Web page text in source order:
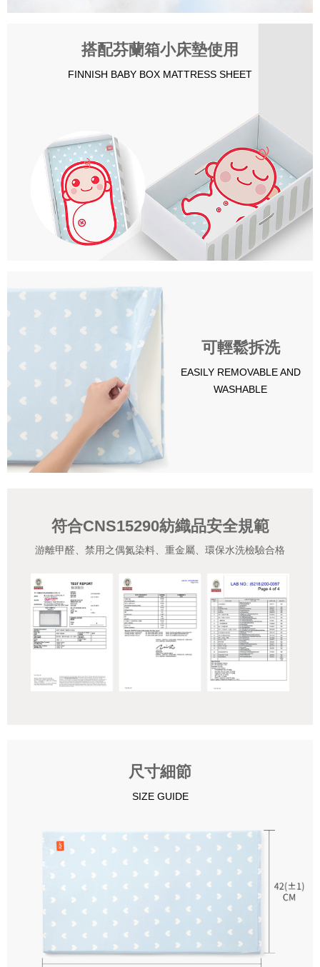
搭配芬蘭箱小床墊使用
FINNISH BABY BOX MATTRESS SHEET
可輕鬆拆洗
EASILY REMOVABLE AND
WASHABLE
符合CNS15290紡織品安全規範
游離甲醛、禁用之偶氮染料、重金屬、環保水洗檢驗合格
尺寸細節
SIZE GUIDE